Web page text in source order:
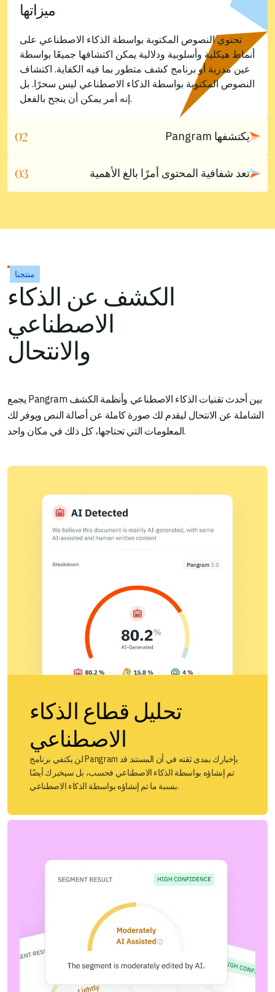
ميزاتها
تحتوي النصوص المكتوبة بواسطة الذكاء الاصطناعي على
أنماط هيكلية وأسلوبية ودلالية يمكن اكتشافها جميعًا بواسطة
عين مدربة أو برنامج كشف متطور بما فيه الكفاية. اكتشاف
النصوص المكتوبة بواسطة الذكاء الاصطناعي ليس سحرًا. بل
إنه أمر يمكن أن ينجح بالفعل.
02 Pangram يكتشفها
Pangram يكتشفها
يستخدم كاشف الذكاء الاصطناعي من Pangram معالجة
اللغة الطبيعية ومجموعة بيانات ضخمة من النصوص البشرية
النصوص التي يولدها الذكاء الاصطناعي باستخدام نماذج
شائعة مثل ChatGPT وGemini وGrok وLlama وClaude.
03 تعد شفافية المحتوى أمرًا بالغ الأهمية
تعد شفافية المحتوى أمرًا بالغ الأهمية
في عصر يتزايد فيه انتشار المحتوى الذي يُنتج بواسطة الذكاء
الاصطناعي في الأوساط الأكاديمية ووسائل الإعلام وقطاع
الأعمال، تُعد القدرة على التمييز بين النصوص التي يكتبها
البشر وتلك التي تكتبها الآلات أمرًا بالغ الأهمية. ففي مجال
أنه أمر مهم في مجال الصحافة حيث تُعد النزاهة أمرًا
سيئة في حد ذاتها. ومع ذلك، يمكن للمجتمع أن يستفيد من
القدرة على التمييز بين النصوص التي يُنتجها الذكاء
منتجنا
الكشف عن الذكاء
الاصطناعي
والانتحال
يجمع Pangram بين أحدث تقنيات الذكاء الاصطناعي وأنظمة الكشف
الشاملة عن الانتحال ليقدم لك صورة كاملة عن أصالة النص ويوفر لك
المعلومات التي تحتاجها، كل ذلك في مكان واحد.
تحليل قطاع الذكاء
الاصطناعي
لن يكتفي برنامج Pangram بإخبارك بمدى ثقته في أن المستند قد
تم إنشاؤه بواسطة الذكاء الاصطناعي فحسب، بل سيخبرك أيضًا
بنسبة ما تم إنشاؤه بواسطة الذكاء الاصطناعي.